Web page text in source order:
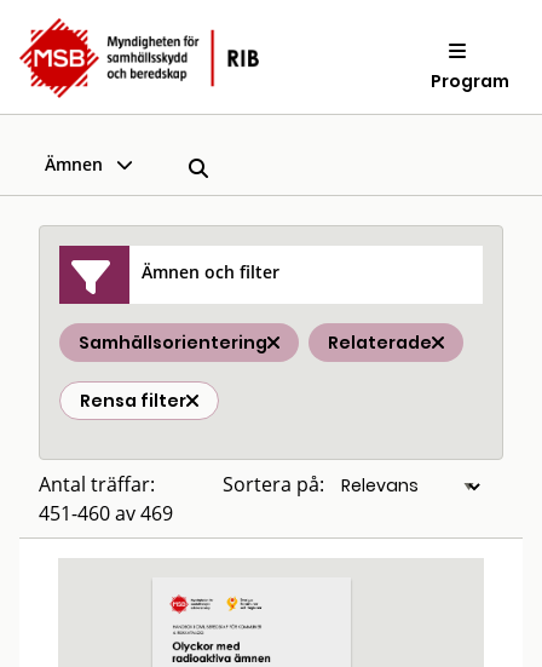
Program
Ämnen
Ämnen och filter
Samhällsorientering Relaterade
Rensa filter
Antal träffar:
451-460 av 469
Sortera på: